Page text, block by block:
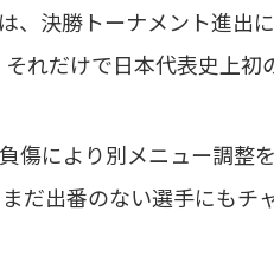
、決勝トーナメント進出
れだけで日本代表史上初
傷により別メニュー調整
だ出番のない選手にもチ